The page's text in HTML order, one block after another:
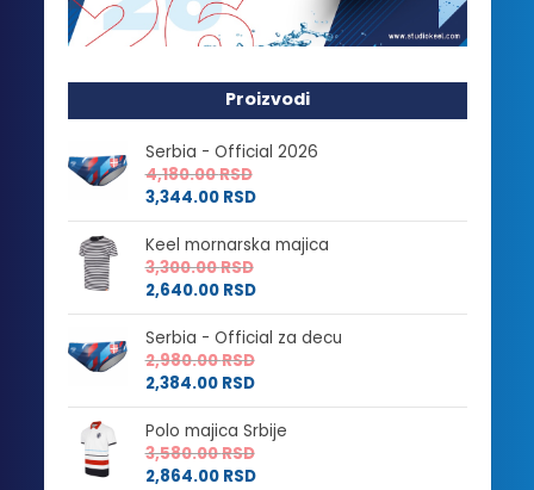
Proizvodi
Serbia - Official 2026
4,180.00RSD
3,344.00 RSD
Keel mornarska majica
3,300.00RSD
2,640.00 RSD
Serbia - Official za decu
2,980.00RSD
2,384.00 RSD
Polo majica Srbije
3,580.00RSD
2,864.00 RSD